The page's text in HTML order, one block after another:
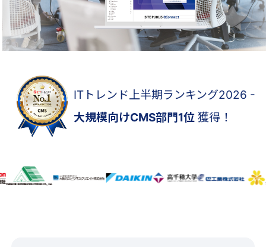
ITトレンド上半期ランキング2026 -
大規模向けCMS部門1位獲得！